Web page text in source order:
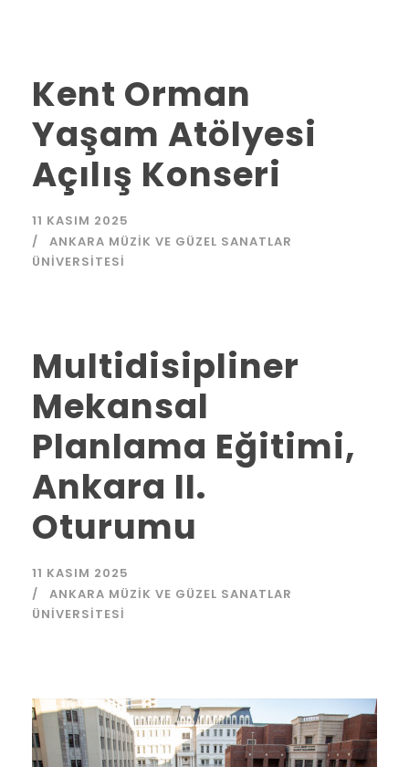
Kent Orman
Yaşam Atölyesi
Açılış Konseri
11 KASIM 2025
ANKARA MÜZIK VE GÜZEL SANATLAR
ÜNIVERSITESI
Multidisipliner
Mekansal
Planlama Eğitimi,
Ankara II.
Oturumu
11 KASIM 2025
ANKARA MÜZIK VE GÜZEL SANATLAR
ÜNIVERSITESI